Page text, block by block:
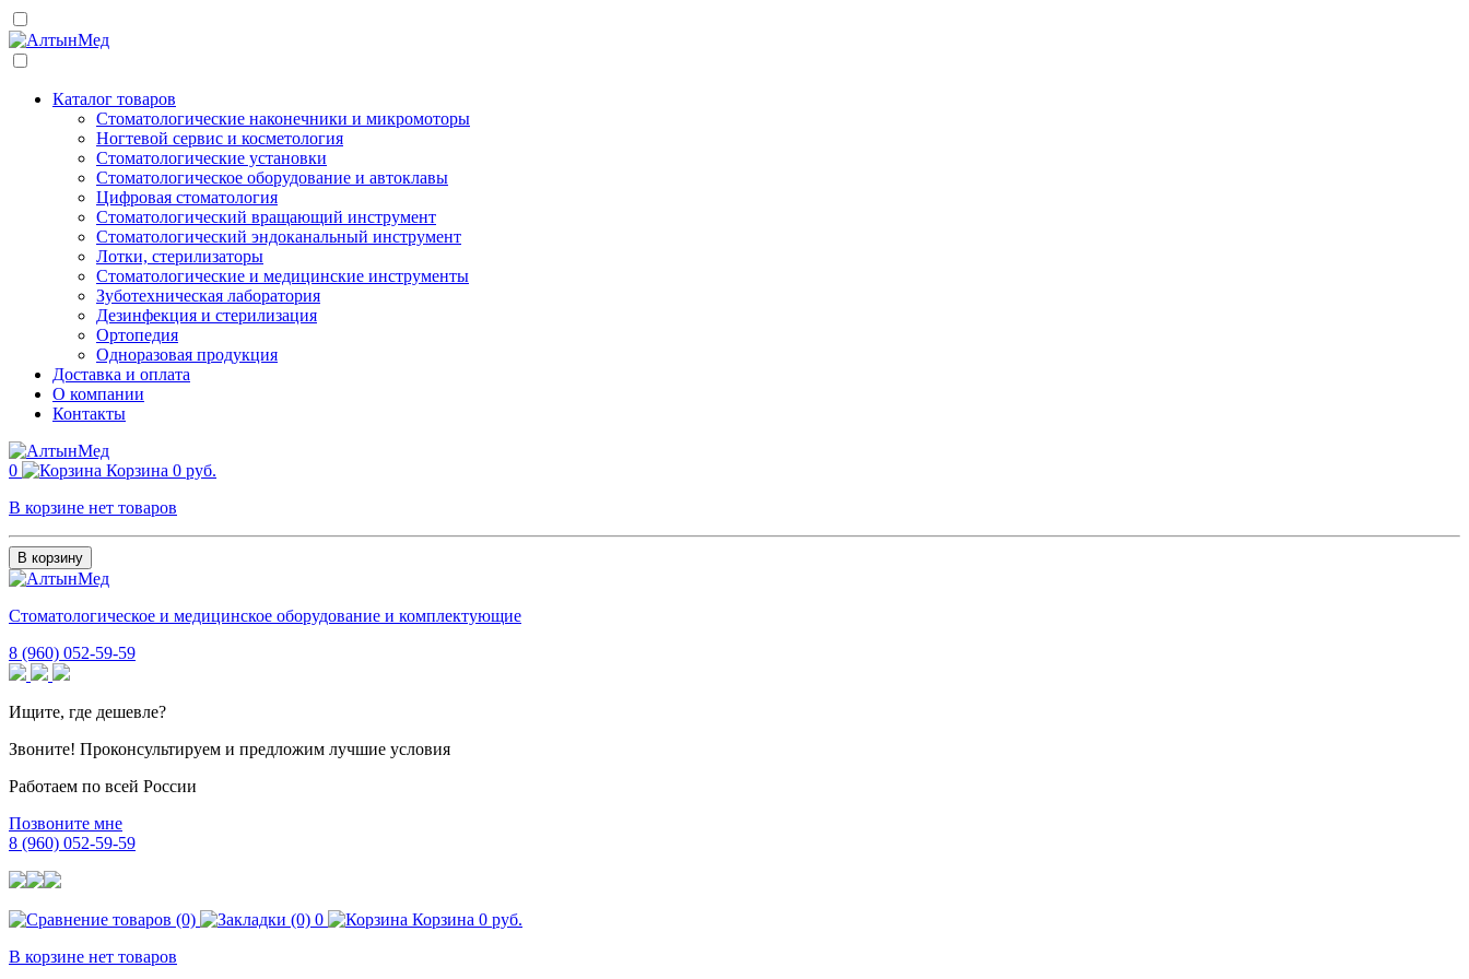
Каталог товаров
Стоматологические наконечники и микромоторы
Ногтевой сервис и косметология
Стоматологические установки
Стоматологическое оборудование и автоклавы
Цифровая стоматология
Стоматологический вращающий инструмент
Стоматологический эндоканальный инструмент
Лотки, стерилизаторы
Стоматологические и медицинские инструменты
Зуботехническая лаборатория
Дезинфекция и стерилизация
Ортопедия
Одноразовая продукция
Доставка и оплата
О компании
Контакты
0 Корзина 0 руб.
В корзине нет товаров
В корзину
Стоматологическое и медицинское оборудование и комплектующие
8 (960) 052-59-59
Ищите, где дешевле?
Звоните! Проконсультируем и предложим лучшие условия
Работаем по всей России
Позвоните мне
8 (960) 052-59-59
0 Корзина 0 руб.
В корзине нет товаров